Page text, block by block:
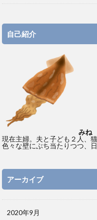
自己紹介
みね
現在主婦。夫と子ども２人、猫
色々な壁にぶち当たりつつ、
アーカイブ
2020年9月